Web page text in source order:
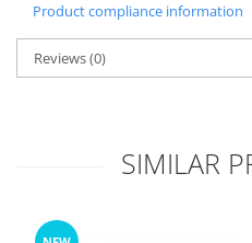
Product compliance information
Reviews(0)
SIMILAR